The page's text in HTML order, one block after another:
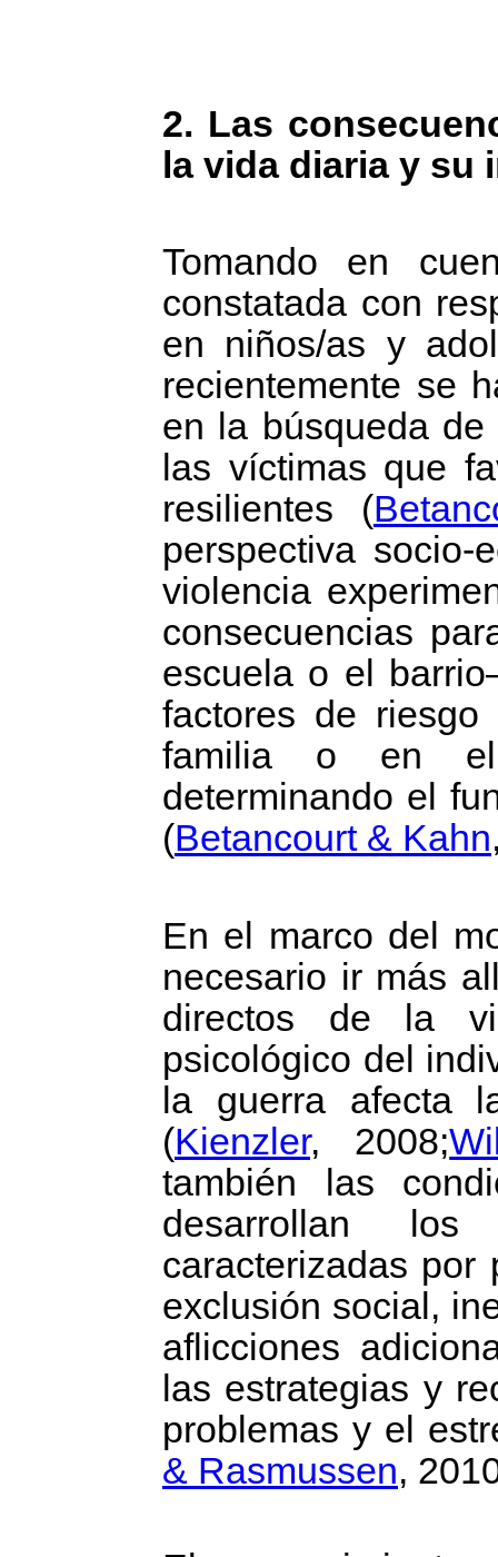
2. Las
la vida diaria y
Tomando en
constatada con
en niños/as y
recientemente se
en la búsqueda
las víctimas que
resilientes (
perspectiva socio-
violencia
consecuencias
escuela o el
factores de
familia o en el
determinando el
(Betancourt & Kahn
En el marco del
necesario ir más
directos de la
psicológico del
la guerra afecta
(Kienzler, 2008;
también las
desarrollan los
caracterizadas por
exclusión social,
aflicciones
las estrategias y
problemas y el
& Rasmussen,